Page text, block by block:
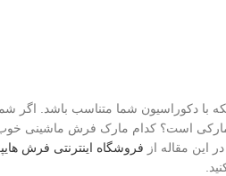
با دکوراسیون شما متناسب باشد. اگر
مارکی است؟ کدام مارک فرش ماشینی
این مقاله از فروشگاه اینترنتی فرش